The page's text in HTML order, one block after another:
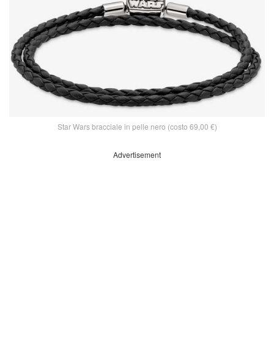
Star Wars bracciale in pelle nero (costo 69,00 €)
Advertisement